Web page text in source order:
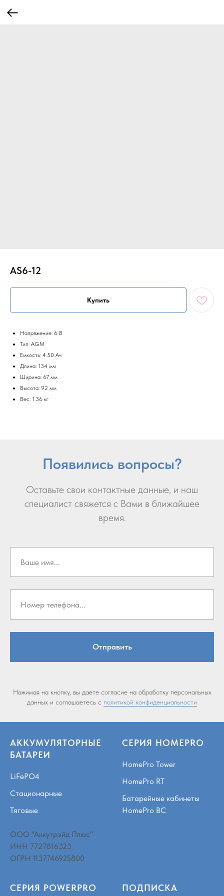
AS6-12
Купить
Напряжение: 6 В
Тип: AGM
Емкость: 4.50 Ач
Длина: 134 мм
Ширина: 67 мм
Высота: 92 мм
Вес: 1.36 кг
Появились вопросы?
Оставьте свои контактные данные, и наш
специалист свяжется с Вами в ближайшее
время.
Отправить
Нажимая на кнопку, вы даете согласие на обработку персональных
данных и соглашаетесь c политикой конфиденциальности
АККУМУЛЯТОРНЫЕ
БАТАРЕИ
LiFePO4
Стационарные
Тяговые
ООО "Аккутрэйд Плюс"
ИНН 7727816323
ОГРН 1137746925800
СЕРИЯ HOMEPRO
HomePro Tower
HomePro RT
Батарейные кабинеты
HomePro BC
СЕРИЯ POWERPRO ПОДПИСКА